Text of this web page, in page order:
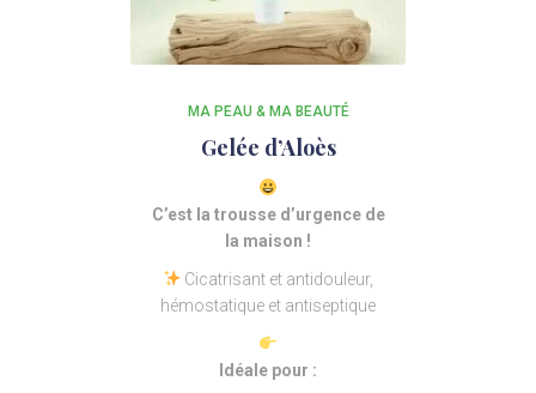
MA PEAU & MA BEAUTÉ
Gelée d’Aloès
C’est la trousse d’urgence de
la maison !
Cicatrisant et antidouleur,
hémostatique et antiseptique
Idéale pour :